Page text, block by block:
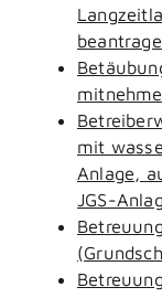
mit
Anlage,
JGS-